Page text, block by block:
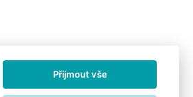
Přijmout vše